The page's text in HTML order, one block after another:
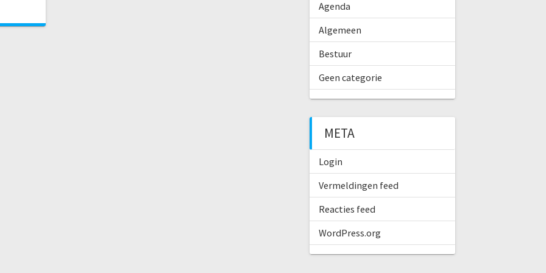
Agenda
Algemeen
Bestuur
Geen categorie
META
Login
Vermeldingen feed
Reacties feed
WordPress.org